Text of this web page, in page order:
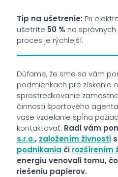
Tip na ušetrenie: Pri
ušetríte 50 % na
proces je rýchlejší.
Dúfame, že sme sa vám
podmienkach pre získanie
sprostredkovanie
činnosti športového
vaše vzdelanie spĺňa
kontaktovať. Radi vám
s.r.o., založením živnostis
podnikania či rozšírením
energiu venovali tomu,
riešeniu papierov.